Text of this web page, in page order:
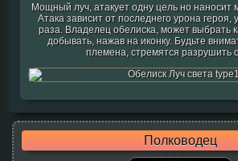
Мощный луч, атакует одну цель но наносит
Атака зависит от последнего урона героя,
раза. Владелец обелиска, может выбрать
добывать, нажав на иконку. Будьте
племена, стремятся разрушить
Полководец